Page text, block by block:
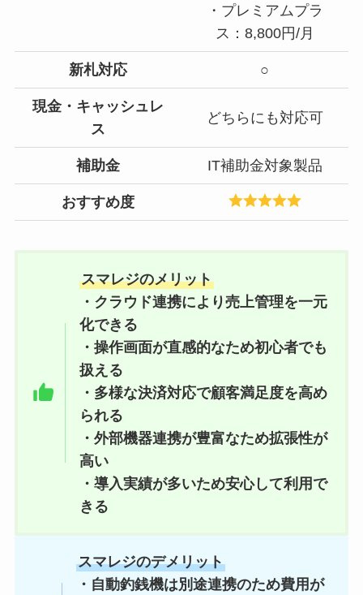
・プレミアムプラ
ス：8,800円/月
新札対応 ○
現金・キャッシュレ
ス
どちらにも対応可
補助金 IT補助金対象製品
おすすめ度
スマレジのメリット
・クラウド連携により売上管理を一元
化できる
・操作画面が直感的なため初心者でも
扱える
・多様な決済対応で顧客満足度を高め
られる
・外部機器連携が豊富なため拡張性が
高い
・導入実績が多いため安心して利用で
きる
スマレジのデメリット
・自動釣銭機は別途連携のため費用が